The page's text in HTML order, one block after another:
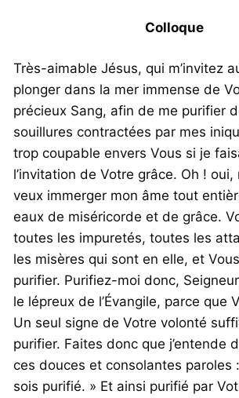
Colloque
Très-aimable Jésus, qui m’invitez
plonger dans la mer immense de
précieux Sang, afin de me purifier
souillures contractées par mes
trop coupable envers Vous si je
l’invitation de Votre grâce. Oh ! oui,
veux immerger mon âme tout
eaux de miséricorde et de grâce.
toutes les impuretés, toutes les
les misères qui sont en elle, et
purifier. Purifiez-moi donc,
le lépreux de l’Évangile, parce que
Un seul signe de Votre volonté
purifier. Faites donc que j’entende
ces douces et consolantes paroles
sois purifié. » Et ainsi purifié par